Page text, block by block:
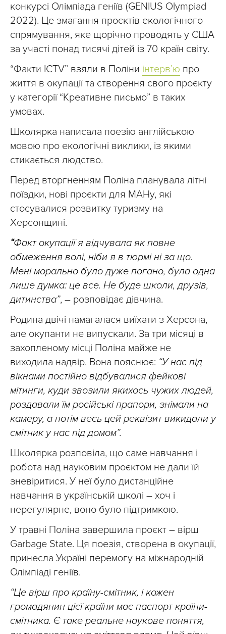
конкурсі Олімпіада геніїв (GENIUS Olympiad
2022). Це змагання проєктів екологічного
спрямування, яке щорічно проводять у США
за участі понад тисячі дітей із 70 країн світу.
“Факти ICTV” взяли в Поліни інтерв’ю про
життя в окупації та створення свого проєкту
у категорії “Креативне письмо” в таких
умовах.
Школярка написала поезію англійською
мовою про екологічні виклики, із якими
стикається людство.
Перед вторгненням Поліна планувала літні
поїздки, нові проєкти для МАНу, які
стосувалися розвитку туризму на
Херсонщині.
“Факт окупації я відчувала як повне
обмеження волі, ніби я в тюрмі ні за що.
Мені морально було дуже погано, була одна
лише думка: це все. Не буде школи, друзів,
дитинства”, – розповідає дівчина.
Родина двічі намагалася виїхати з Херсона,
але окупанти не випускали. За три місяці в
захопленому місці Поліна майже не
виходила надвір. Вона пояснює: “У нас під
вікнами постійно відбувалися фейкові
мітинги, куди звозили якихось чужих людей,
роздавали їм російські прапори, знімали на
камеру, а потім весь цей реквізит викидали у
смітник у нас під домом”.
Школярка розповіла, що саме навчання і
робота над науковим проєктом не дали їй
зневіритися. У неї було дистанційне
навчання в українській школі – хоч і
нерегулярне, воно було підтримкою.
У травні Поліна завершила проєкт – вірш
Garbage State. Ця поезія, створена в окупації,
принесла Україні перемогу на міжнародній
Олімпіаді геніїв.
“Це вірш про країну-смітник, і кожен
громадянин цієї країни має паспорт країни-
смітника. Є таке реальне наукове поняття,